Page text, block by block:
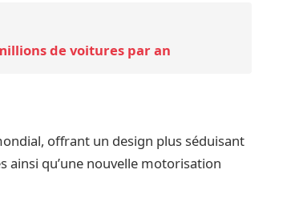
de voitures par an
offrant un design plus séduisant
ainsi qu’une nouvelle motorisation